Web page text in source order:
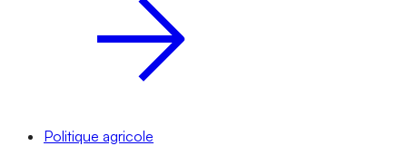
Politique agricole